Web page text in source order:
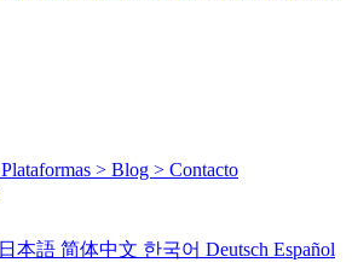
Plataformas > Blog > Contacto
日本語 简体中文 한국어 Deutsch Español